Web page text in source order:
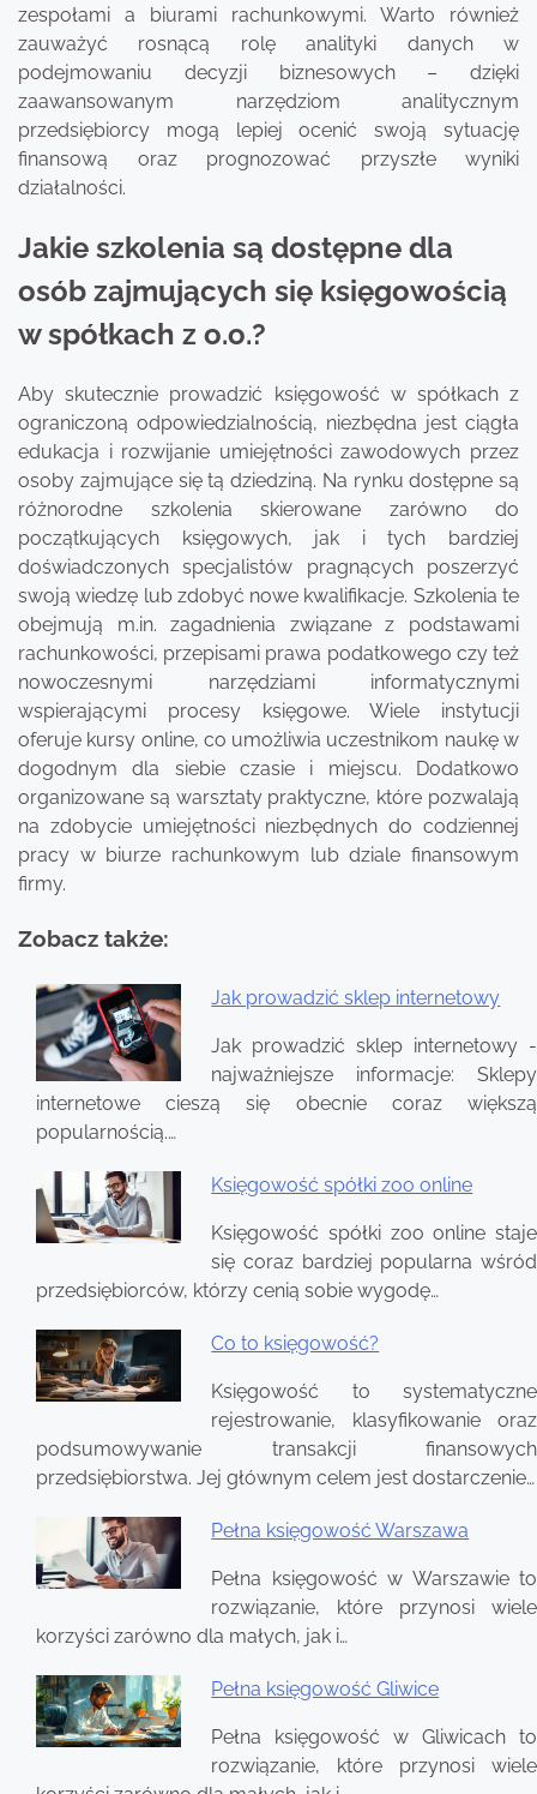
zespołami a biurami rachunkowymi. Warto również
zauważyć rosnącą rolę analityki danych w
podejmowaniu decyzji biznesowych – dzięki
zaawansowanym narzędziom analitycznym
przedsiębiorcy mogą lepiej ocenić swoją sytuację
finansową oraz prognozować przyszłe wyniki
działalności.
Jakie szkolenia są dostępne dla
osób zajmujących się księgowością
w spółkach z o.o.?
Aby skutecznie prowadzić księgowość w spółkach z
ograniczoną odpowiedzialnością, niezbędna jest ciągła
edukacja i rozwijanie umiejętności zawodowych przez
osoby zajmujące się tą dziedziną. Na rynku dostępne są
różnorodne szkolenia skierowane zarówno do
początkujących księgowych, jak i tych bardziej
doświadczonych specjalistów pragnących poszerzyć
swoją wiedzę lub zdobyć nowe kwalifikacje. Szkolenia te
obejmują m.in. zagadnienia związane z podstawami
rachunkowości, przepisami prawa podatkowego czy też
nowoczesnymi narzędziami informatycznymi
wspierającymi procesy księgowe. Wiele instytucji
oferuje kursy online, co umożliwia uczestnikom naukę w
dogodnym dla siebie czasie i miejscu. Dodatkowo
organizowane są warsztaty praktyczne, które pozwalają
na zdobycie umiejętności niezbędnych do codziennej
pracy w biurze rachunkowym lub dziale finansowym
firmy.
Zobacz także:
Jak prowadzić sklep internetowy
Jak prowadzić sklep internetowy -
najważniejsze informacje: Sklepy
internetowe cieszą się obecnie coraz większą
popularnością.…
Księgowość spółki zoo online
Księgowość spółki zoo online staje
się coraz bardziej popularna wśród
przedsiębiorców, którzy cenią sobie wygodę…
Co to księgowość?
Księgowość to systematyczne
rejestrowanie, klasyfikowanie oraz
podsumowywanie transakcji finansowych
przedsiębiorstwa. Jej głównym celem jest dostarczenie…
Pełna księgowość Warszawa
Pełna księgowość w Warszawie to
rozwiązanie, które przynosi wiele
korzyści zarówno dla małych, jak i…
Pełna księgowość Gliwice
Pełna księgowość w Gliwicach to
rozwiązanie, które przynosi wiele
Nawigacja
wpisu